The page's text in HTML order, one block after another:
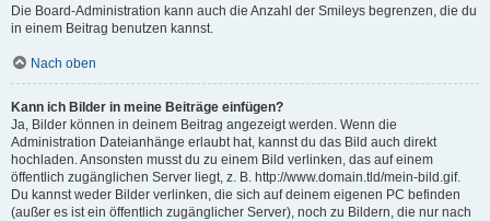
Die Board-Administration kann auch die Anzahl der Smileys begrenzen, die du
in einem Beitrag benutzen kannst.
Nach oben
Kann ich Bilder in meine Beiträge einfügen?
Ja, Bilder können in deinem Beitrag angezeigt werden. Wenn die
Administration Dateianhänge erlaubt hat, kannst du das Bild auch direkt
hochladen. Ansonsten musst du zu einem Bild verlinken, das auf einem
öffentlich zugänglichen Server liegt, z. B. http://www.domain.tld/mein-bild.gif.
Du kannst weder Bilder verlinken, die sich auf deinem eigenen PC befinden
(außer es ist ein öffentlich zugänglicher Server), noch zu Bildern, die nur nach